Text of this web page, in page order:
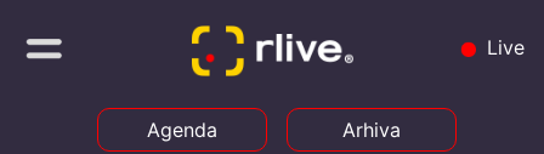
Live
Agenda Arhiva